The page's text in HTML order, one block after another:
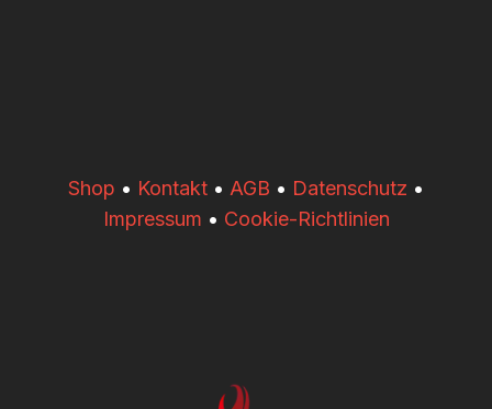
​​Shop • Kontakt • AGB • Datenschutz •
Impressum • Cookie-Richtlinien